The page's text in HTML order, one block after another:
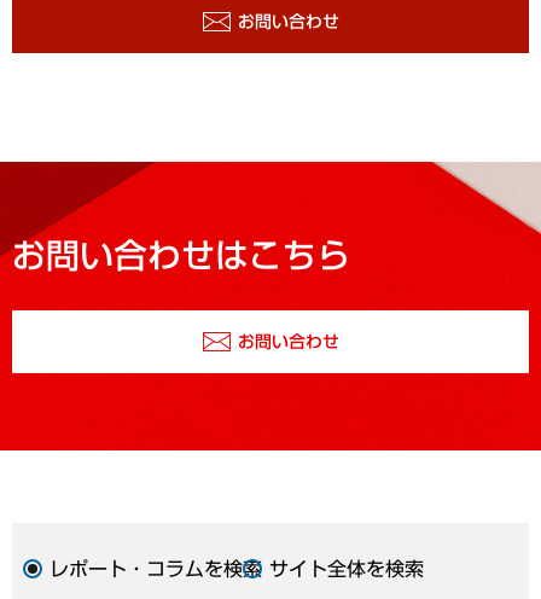
お問い合わせ
お問い合わせはこちら
お問い合わせ
レポート・コラムを検索 サイト全体を検索